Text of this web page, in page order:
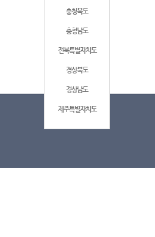
충청북도
충청남도
전북특별자치도
경상북도
경상남도
제주특별자치도